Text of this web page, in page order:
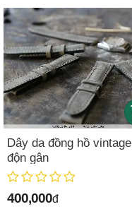
Dây da đồng hồ vintage
độn gân
400,000đ